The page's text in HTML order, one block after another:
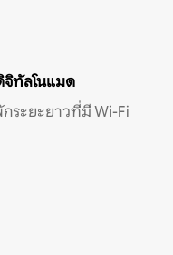
ทัลโนแมด
ระยะยาวที่มี Wi-Fi